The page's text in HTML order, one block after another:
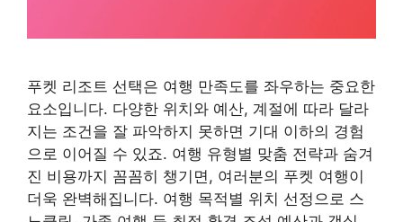
푸켓 리조트 선택은 여행 만족도를 좌우하는 중요한
요소입니다. 다양한 위치와 예산, 계절에 따라 달라
지는 조건을 잘 파악하지 못하면 기대 이하의 경험
으로 이어질 수 있죠. 여행 유형별 맞춤 전략과 숨겨
진 비용까지 꼼꼼히 챙기면, 여러분의 푸켓 여행이
더욱 완벽해집니다. 여행 목적별 위치 선정으로 스